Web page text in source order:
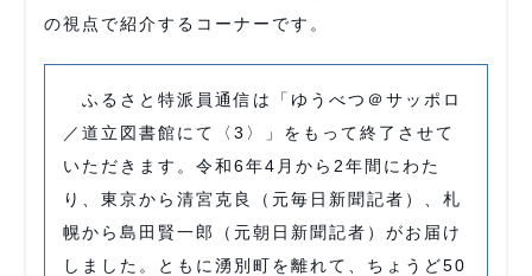
の視点で紹介するコーナーです。
ふるさと特派員通信は「ゆうべつ＠サッポロ
／道立図書館にて〈3〉」をもって終了させて
いただきます。令和6年4月から2年間にわた
り、東京から清宮克良（元毎日新聞記者）、札
幌から島田賢一郎（元朝日新聞記者）がお届け
しました。ともに湧別町を離れて、ちょうど50